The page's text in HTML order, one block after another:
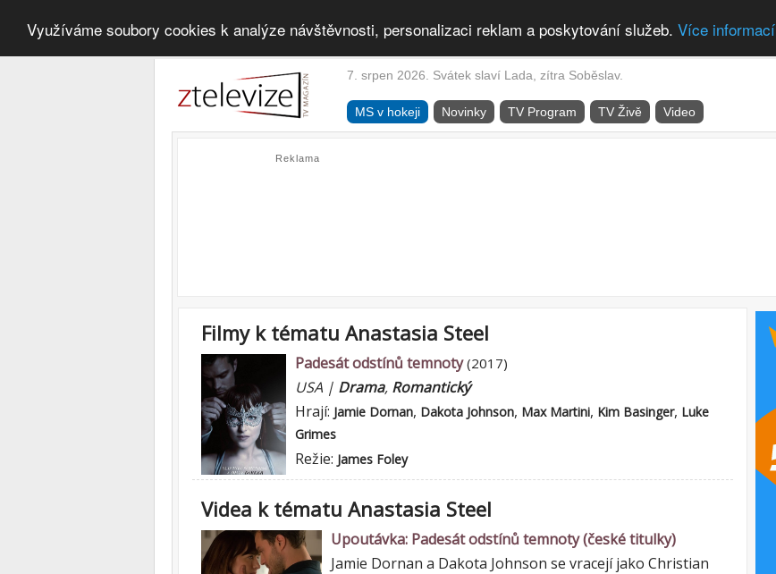
Využíváme soubory cookies k analýze návštěvnosti, personalizaci reklam a poskytování služeb. Více informací
7. srpen 2026. Svátek slaví Lada, zítra Soběslav.
MS v hokeji Novinky TV Program TV Živě Video
Reklama
Filmy k tématu Anastasia Steel
Padesát odstínů temnoty(2017)
USA | Drama, Romantický
Hrají: Jamie Dornan, Dakota Johnson, Max Martini, Kim Basinger, Luke
Grimes
Režie: James Foley
Videa k tématu Anastasia Steel
Upoutávka: Padesát odstínů temnoty (české titulky)
Jamie Dornan a Dakota Johnson se vracejí jako Christian